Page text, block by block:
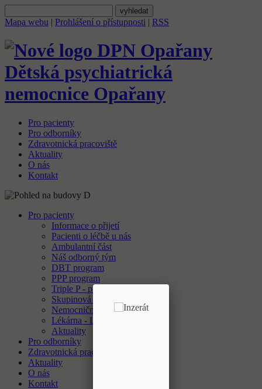
Mapa webu | Prohlášení o přístupnosti | RSS
Dětská psychiatrická
nemocnice Opařany
Pro pacienty
Pro odborníky
Zdravotnická pracoviště
Aktuality
O nás
Kontakt
Pro pacienty
Informace o přijetí
Pacienti o léčbě u nás
Ambulantní část
Náš odborný tým
DBT program
PPP program
Triple P - program
Skupinová psychoterapie
Nemocniční ombudsman
Lékárna - Laboratoř
Aktuality
Pro odborníky
Zdravotnická pracoviště
Aktuality
O nás
Kontakt